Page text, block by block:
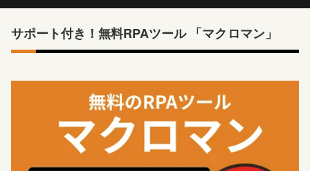
サポート付き！無料RPAツール 「マクロマン」